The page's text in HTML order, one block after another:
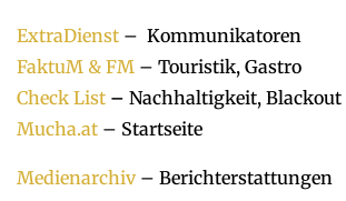
ExtraDienst – Kommunikatoren
FaktuM & FM – Touristik, Gastro
Check List – Nachhaltigkeit, Blackout
Mucha.at – Startseite
Medienarchiv– Berichterstattungen